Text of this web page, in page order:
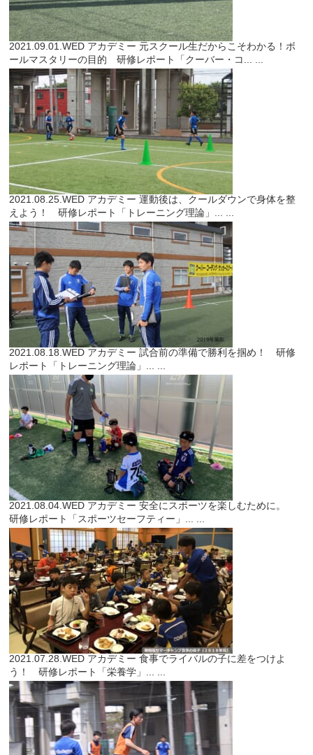
2021.09.01.WED アカデミー 元スクール生だからこそわかる！ボ
ールマスタリーの目的 研修レポート「クーバー・コ... ...
2021.08.25.WED アカデミー 運動後は、クールダウンで身体を整
えよう！ 研修レポート「トレーニング理論」... ...
2021.08.18.WED アカデミー 試合前の準備で勝利を掴め！ 研修
レポート「トレーニング理論」... ...
2021.08.04.WED アカデミー 安全にスポーツを楽しむために。
研修レポート「スポーツセーフティー」... ...
2021.07.28.WED アカデミー 食事でライバルの子に差をつけよ
う！ 研修レポート「栄養学」... ...